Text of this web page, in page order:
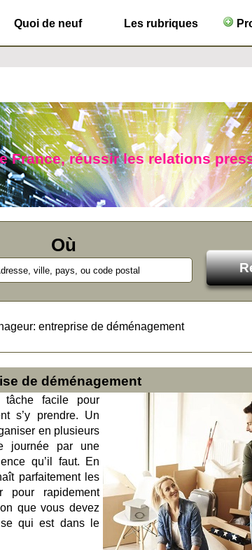
Quoi de neuf Les rubriques
France, réussir les relations
Où
entreprise de déménagement
de déménagement
tâche facile pour
s’y prendre. Un
en plusieurs
journée par une
qu’il faut. En
parfaitement les
pour rapidement
que vous devez
qui est dans le